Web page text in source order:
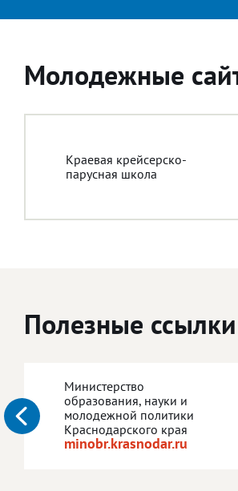
Молодежные
Краевая крейсерско-
парусная школа
Полезные ссылки
Министерство
образования, науки и
молодежной политики
Краснодарского края
minobr.krasnodar.ru